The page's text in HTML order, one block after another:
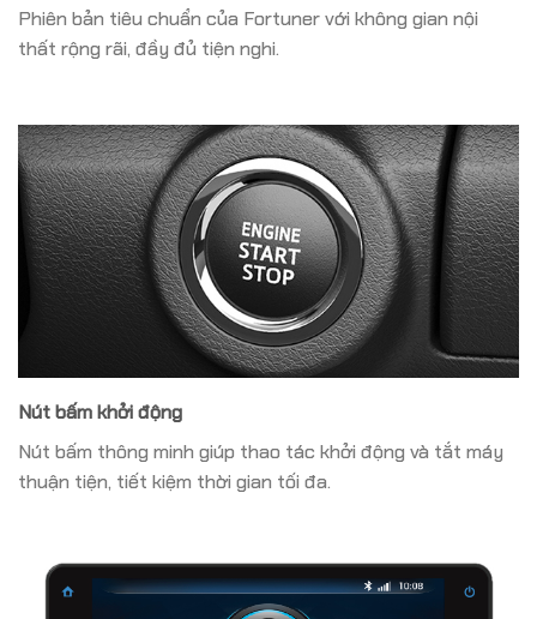
Phiên bản tiêu chuẩn của Fortuner với không gian nội
thất rộng rãi, đầy đủ tiện nghi.
Nút bấm khởi động
Nút bấm thông minh giúp thao tác khởi động và tắt máy
thuận tiện, tiết kiệm thời gian tối đa.